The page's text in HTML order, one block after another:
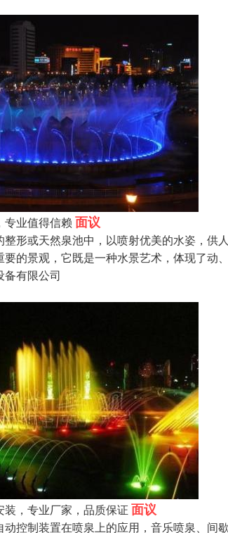
专业值得信赖 面议
整形或天然泉池中，以喷射优美的水姿，
要的景观，它既是一种水景艺术，体现了
备有限公司
，专业厂家，品质保证 面议
动控制装置在喷泉上的应用，音乐喷泉、